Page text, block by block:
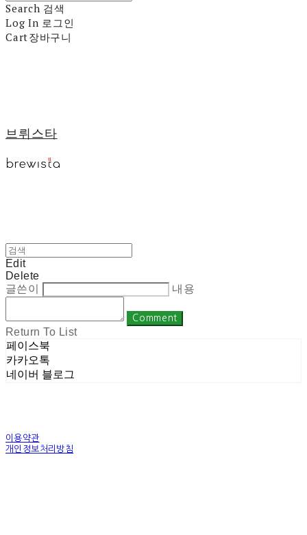
Search 검색
Log In 로그인
Cart장바구니
브뤼스타
Edit
Delete
글쓴이
내용
Comment
Return To List
페이스북
카카오톡
네이버 블로그
이용약관
개인정보처리방침